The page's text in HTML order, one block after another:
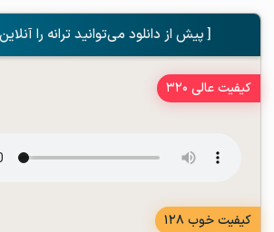
[ پیش از دانلود می‌توانید ترانه را
کیفیت عالی 320
کیفیت خوب 128